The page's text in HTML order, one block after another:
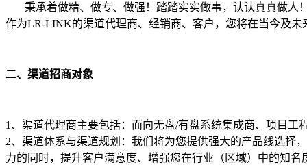
秉承着做精、做专、做强！踏踏实实做事，认认真真做人
作为LR-LINK的渠道代理商、经销商、客户，您将在当今及
二、渠道招商对象
1、渠道代理商主要包括：面向无盘/有盘系统集成商、项目
2、渠道体系与渠道规划：我们将为您提供强大的产品线选择
力的同时，提升客户满意度、增强您在行业（区域）中的知